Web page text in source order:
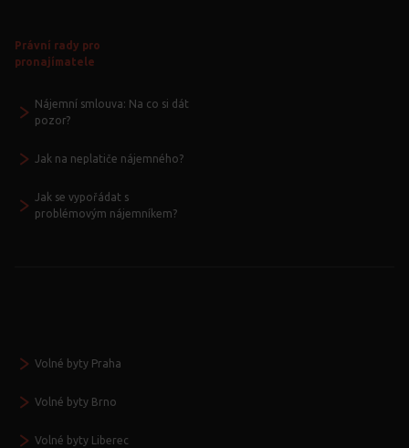
Právní rady pro
pronajímatele
Nájemní smlouva: Na co si dát
pozor?
Jak na neplatiče nájemného?
Jak se vypořádat s
problémovým nájemníkem?
Volné byty Praha
Volné byty Brno
Volné byty Liberec